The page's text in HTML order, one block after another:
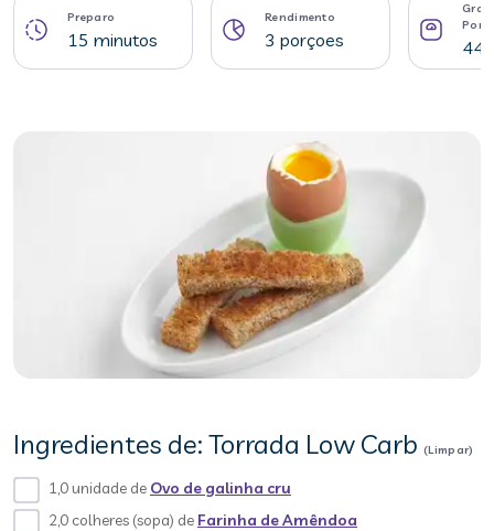
Preparo
15 minutos
Rendimento
3 porçoes 44
Ingredientes de: Torrada Low Carb (Limpar)
1,0 unidade de Ovo de galinha cru
2,0 colheres (sopa) de Farinha de Amêndoa